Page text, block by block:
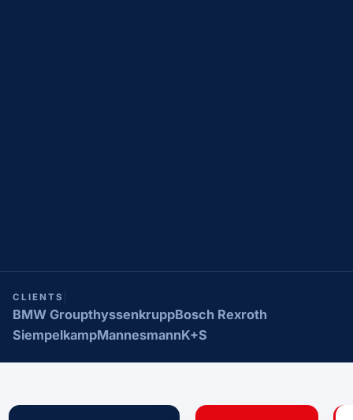
CLIENTS
BMW GroupthyssenkruppBosch Rexroth
SiempelkampMannesmannK+S